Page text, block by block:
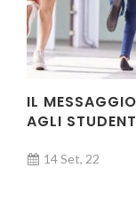
IL
AGLI
14 Set, 22